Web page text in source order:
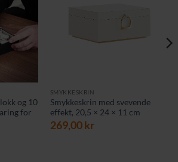
og 10
for
SMYKKESKRIN
Smykkeskrin med svevende
effekt, 20,5 × 24 × 11 cm
269,00kr